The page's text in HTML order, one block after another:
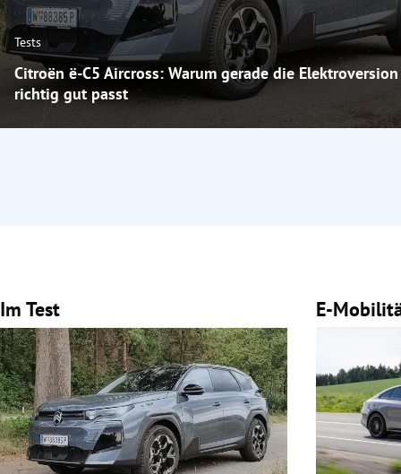
Tests
Citroën ë-C5 Aircross: Warum gerade die Elektroversion
richtig gut passt
Im Test E-